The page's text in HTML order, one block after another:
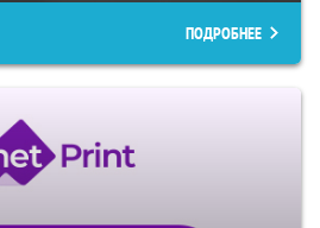
ПОДРОБНЕЕ